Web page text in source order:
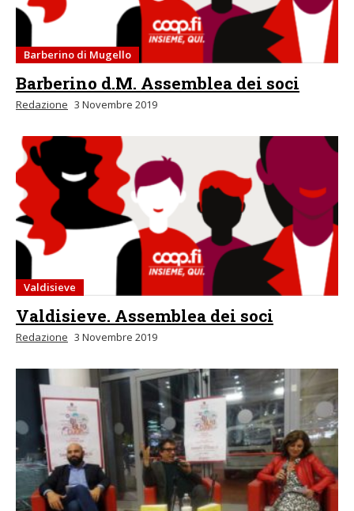
Barberino di Mugello
Barberino d.M. Assemblea dei soci
Redazione 3 Novembre 2019
Valdisieve
Valdisieve. Assemblea dei soci
Redazione 3 Novembre 2019